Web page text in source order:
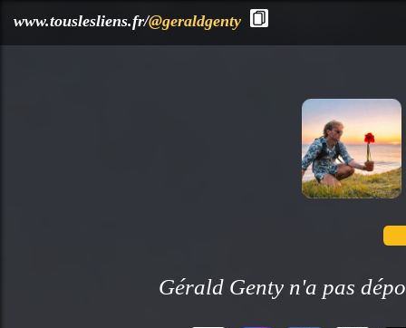
www.touslesliens.fr/@geraldgenty
Gérald Genty n'a pas